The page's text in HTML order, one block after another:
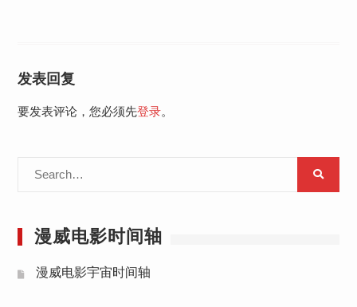
发表回复
要发表评论，您必须先登录。
漫威电影时间轴
漫威电影宇宙时间轴